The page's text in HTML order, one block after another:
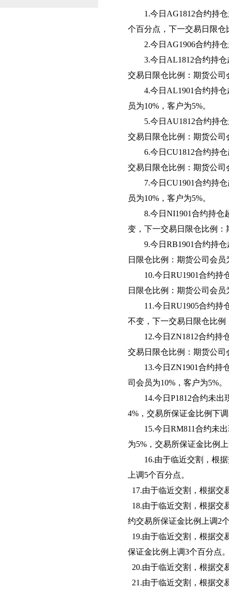
1.今日AG1812合约持
个百分点，下一交易日限仓
2.今日AG1906合约持
3.今日AL1812合约持
交易日限仓比例：期货公司
4.今日AL1901合约持
员为10%，客户为5%。
5.今日AU1812合约持
交易日限仓比例：期货公司
6.今日CU1812合约持
交易日限仓比例：期货公司
7.今日CU1901合约持
员为10%，客户为5%。
8.今日NI1901合约持仓
变，下一交易日限仓比例
9.今日RB1901合约持
日限仓比例：期货公司会
10.今日RU1901合约持
日限仓比例：期货公司会员
11.今日RU1905合约持
不变，下一交易日限仓比
12.今日ZN1812合约持
交易日限仓比例：期货公司
13.今日ZN1901合约持
司会员为10%，客户为5%。
14.今日P1812合约未
4%，交易所保证金比例下
15.今日RM811合约未
为5%，交易所保证金比例
16.由于临近交割，根
上调5个百分点。
17.由于临近交割，根据交
18.由于临近交割，根据交
约交易所保证金比例上调2
19.由于临近交割，根据交
保证金比例上调3个百分点
20.由于临近交割，根据交
21.由于临近交割，根据交